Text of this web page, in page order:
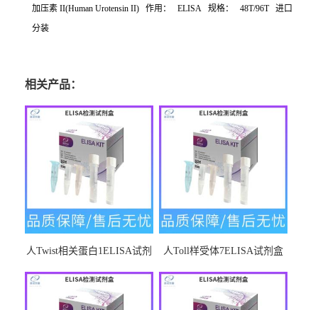
加压素 II(Human Urotensin II) 作用： ELISA 规格： 48T/96T 进口
分装
相关产品：
人Twist相关蛋白1ELISA试剂
人Toll样受体7ELISA试剂盒